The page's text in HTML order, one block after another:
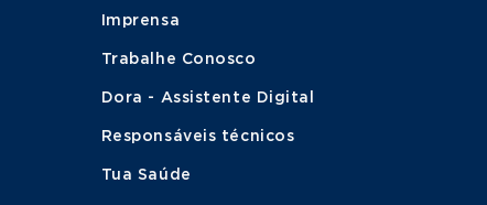
Imprensa
Trabalhe Conosco
Dora - Assistente Digital
Responsáveis técnicos
Tua Saúde